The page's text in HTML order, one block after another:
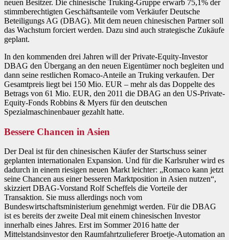
neuen Besitzer. Die chinesische Truking-Gruppe erwarb 75,1% der
stimmberechtigten Geschäftsanteile vom Verkäufer Deutsche
Beteiligungs AG (DBAG). Mit dem neuen chinesischen Partner soll
das Wachstum forciert werden. Dazu sind auch strategische Zukäufe
geplant.
In den kommenden drei Jahren will der Private-Equity-Investor
DBAG den Übergang an den neuen Eigentümer noch begleiten und
dann seine restlichen Romaco-Anteile an Truking verkaufen. Der
Gesamtpreis liegt bei 150 Mio. EUR – mehr als das Doppelte des
Betrags von 61 Mio. EUR, den 2011 die DBAG an den US-Private-
Equity-Fonds Robbins & Myers für den deutschen
Spezialmaschinenbauer gezahlt hatte.
Bessere Chancen in Asien
Der Deal ist für den chinesischen Käufer der Startschuss seiner
geplanten internationalen Expansion. Und für die Karlsruher wird es
dadurch in einem riesigen neuen Markt leichter: „Romaco kann jetzt
seine Chancen aus einer besseren Marktposition in Asien nutzen“,
skizziert DBAG-Vorstand Rolf Scheffels die Vorteile der
Transaktion. Sie muss allerdings noch vom
Bundeswirtschaftsministerium genehmigt werden. Für die DBAG
ist es bereits der zweite Deal mit einem chinesischen Investor
innerhalb eines Jahres. Erst im Sommer 2016 hatte der
Mittelstandsinvestor den Raumfahrtzulieferer Broetje-Automation an